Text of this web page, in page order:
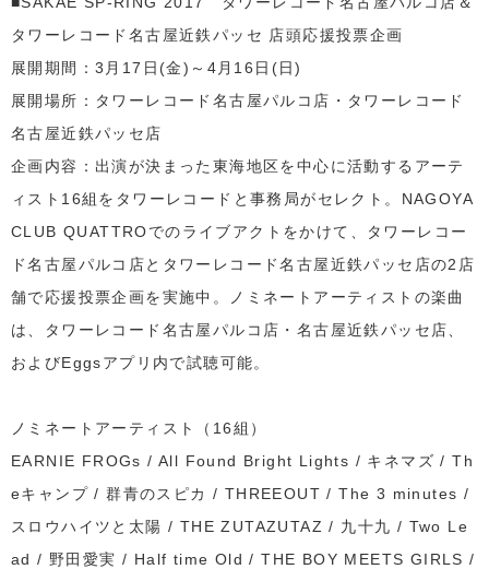
タワーレコード名古屋近鉄パッセ 店頭応援投票企画
展開期間：3月17日(金)～4月16日(日)
展開場所：タワーレコード名古屋パルコ店・タワーレコード
名古屋近鉄パッセ店
企画内容：出演が決まった東海地区を中心に活動するアーテ
ィスト16組をタワーレコードと事務局がセレクト。NAGOYA
CLUB QUATTROでのライブアクトをかけて、タワーレコー
ド名古屋パルコ店とタワーレコード名古屋近鉄パッセ店の2店
舗で応援投票企画を実施中。ノミネートアーティストの楽曲
は、タワーレコード名古屋パルコ店・名古屋近鉄パッセ店、
およびEggsアプリ内で試聴可能。
ノミネートアーティスト（16組）
EARNIE FROGs / All Found Bright Lights / キネマズ / Th
eキャンプ / 群青のスピカ / THREEOUT / The 3 minutes /
スロウハイツと太陽 / THE ZUTAZUTAZ / 九十九 / Two Le
ad / 野田愛実 / Half time Old / THE BOY MEETS GIRLS /